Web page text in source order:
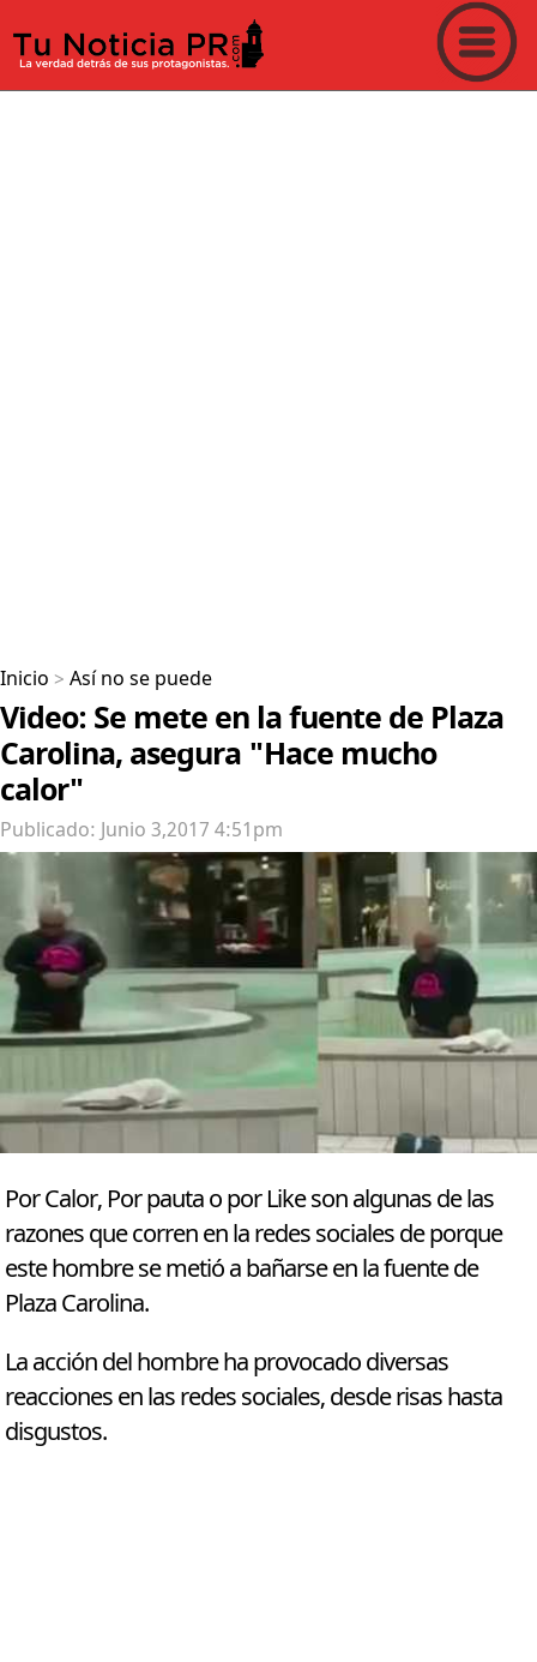
Inicio > Así no se puede
Video: Se mete en la fuente de Plaza
Carolina, asegura "Hace mucho
calor"
Publicado: Junio 3,2017 4:51pm
Por Calor, Por pauta o por Like son algunas de las
razones que corren en la redes sociales de porque
este hombre se metió a bañarse en la fuente de
Plaza Carolina.
La acción del hombre ha provocado diversas
reacciones en las redes sociales, desde risas hasta
disgustos.